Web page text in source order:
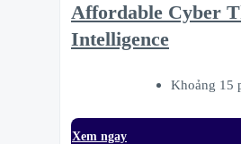
Affordable Cyber
Intelligence
Khoảng 15
Xem ngay